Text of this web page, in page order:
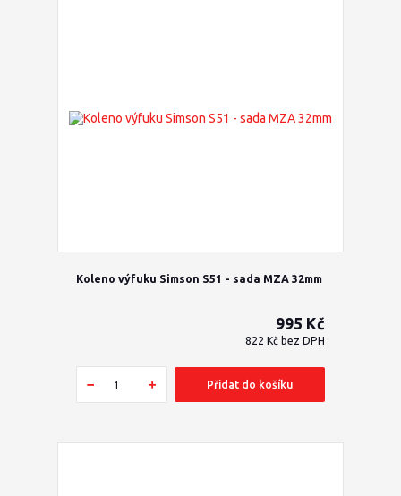
Koleno výfuku Simson S51 - sada MZA 32mm
995 Kč
822 Kč bez DPH
Přidat do košíku